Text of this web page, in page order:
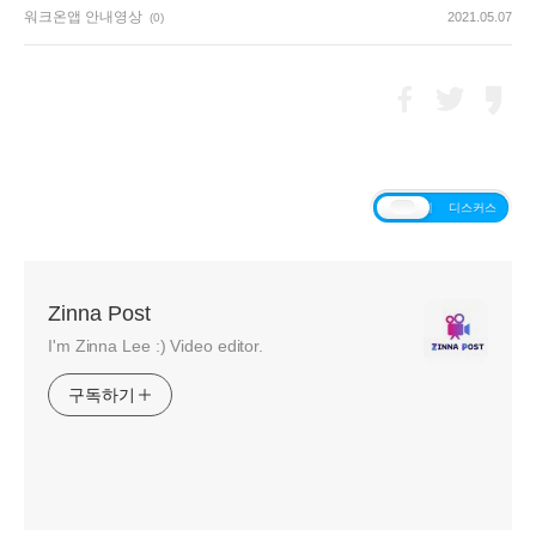
워크온앱 안내영상 (0) 2021.05.07
티스토리 디스커스
Zinna Post
I'm Zinna Lee :) Video editor.
구독하기